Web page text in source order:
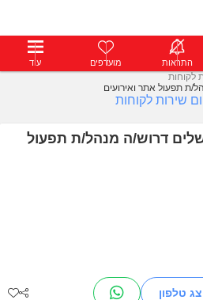
הודעות פרימיום התראות מועדפים עוד
לקוחות
ת תפעול אתר ואירועים
שירות לקוחות
דרוש/ה מנהל/ת תפעול